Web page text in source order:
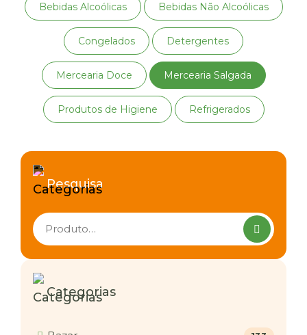
Bebidas Alcoólicas Bebidas Não Alcoólicas
Congelados Detergentes
Mercearia Doce Mercearia Salgada
Produtos de Higiene Refrigerados
Pesquisa
Pesquisar
produtos
Categorias